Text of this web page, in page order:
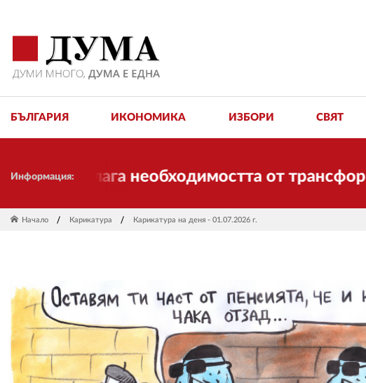
БЪЛГАРИЯ ИКОНОМИКА ИЗБОРИ СВЯТ
Информация:
и налага необходимостта от
Начало Карикатура Карикатура на деня - 01.07.2026 г.